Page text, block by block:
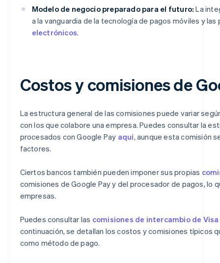
Modelo de negocio preparado para el futuro: La
a la vanguardia de la tecnología de pagos móviles y
electrónicos.
Costos y comisiones de
La estructura general de las comisiones puede variar
con los que colabore una empresa. Puedes consultar la
procesados con Google Pay aquí, aunque esta comisión
factores.
Ciertos bancos también pueden imponer sus propias
comisiones de Google Pay y del procesador de pagos, lo
empresas.
Puedes consultar las comisiones de intercambio de Visa
continuación, se detallan los costos y comisiones típicos
como método de pago.